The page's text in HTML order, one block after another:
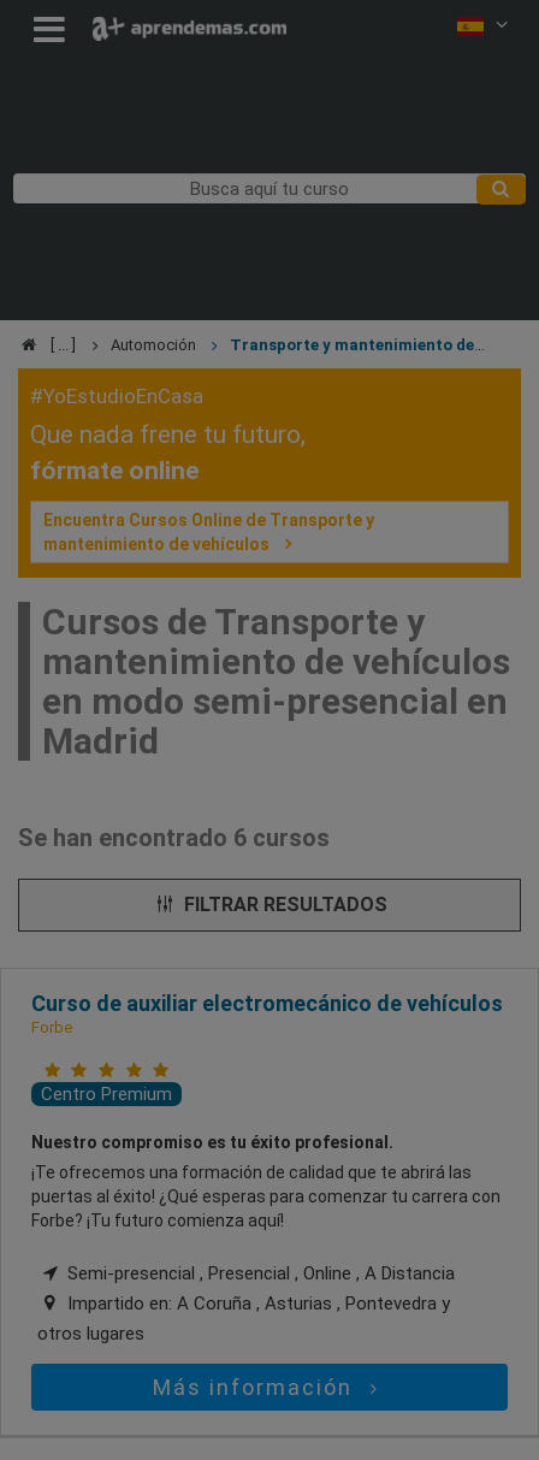
Automoción
vehículos
#YoEstudioEnCasa
Que nada frene tu futuro,
fórmate online
Encuentra Cursos Online de Transporte y
mantenimiento de vehículos
Cursos de Transporte y
mantenimiento de vehículos
en modo semi-presencial en
Madrid
Se han encontrado 6 cursos
FILTRAR RESULTADOS
Curso de auxiliar electromecánico de vehículos
Forbe
Centro Premium
Nuestro compromiso es tu éxito profesional.
¡Te ofrecemos una formación de calidad que te abrirá las
puertas al éxito! ¿Qué esperas para comenzar tu carrera con
Forbe? ¡Tu futuro comienza aquí!
Semi-presencial , Presencial , Online , A Distancia
Impartido en: A Coruña , Asturias , Pontevedra y
otros lugares
Más información